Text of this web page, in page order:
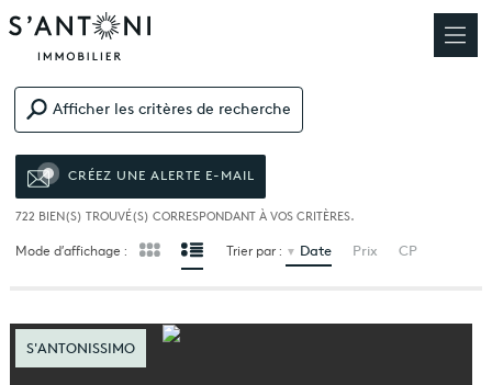
Afficher les critères de recherche
CRÉEZ UNE ALERTE E-MAIL
722 BIEN(S) TROUVÉ(S) CORRESPONDANT À VOS CRITÈRES.
Mode d’affichage : Trier par : Date Prix CP
S'ANTONISSIMO